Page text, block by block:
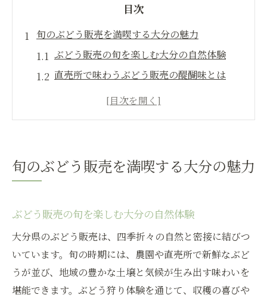
目次
旬のぶどう販売を満喫する大分の魅力
ぶどう販売の旬を楽しむ大分の自然体験
直売所で味わうぶどう販売の醍醐味とは
安心院エリアから始まるぶどう販売の魅力
験
期
現地で味わうぶどうカルチャー体験集
ぶどう販売とカルチャーが生む現地体験の
魅力
大分で広がるぶどう販売と体験型観光の関
旬のぶどう販売を満喫する大分の魅力
ぶどう販売の旬を楽しむ大分の自然体験
大分県のぶどう販売は、四季折々の自然と密接に結びつ
いています。旬の時期には、農園や直売所で新鮮なぶど
うが並び、地域の豊かな土壌と気候が生み出す味わいを
堪能できます。ぶどう狩り体験を通じて、収穫の喜びや